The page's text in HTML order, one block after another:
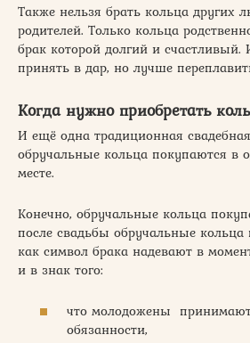
Также нельзя брать кольца других
родителей. Только кольца
брак которой долгий и
принять в дар, но лучше
Когда нужно приобретать
И ещё одна традиционная
обручальные кольца покупаются в
месте.
Конечно, обручальные кольца
после свадьбы обручальные кольца
как символ брака надевают в
и в знак того:
что молодожены
обязанности,